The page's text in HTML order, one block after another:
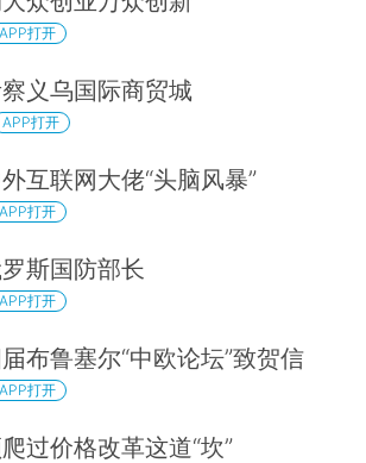
APP打开
义乌国际商贸城
APP打开
互联网大佬“头脑风暴”
APP打开
斯国防部长
APP打开
布鲁塞尔“中欧论坛”致贺信
APP打开
过价格改革这道“坎”